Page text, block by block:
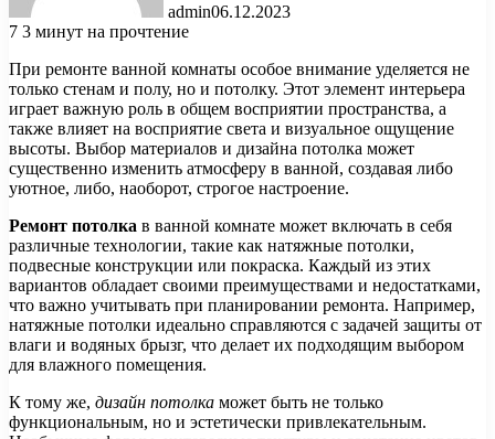
admin06.12.2023
7 3 минут на прочтение
При ремонте ванной комнаты особое внимание уделяется не
только стенам и полу, но и потолку. Этот элемент интерьера
играет важную роль в общем восприятии пространства, а
также влияет на восприятие света и визуальное ощущение
высоты. Выбор материалов и дизайна потолка может
существенно изменить атмосферу в ванной, создавая либо
уютное, либо, наоборот, строгое настроение.
Ремонт потолка в ванной комнате может включать в себя
различные технологии, такие как натяжные потолки,
подвесные конструкции или покраска. Каждый из этих
вариантов обладает своими преимуществами и недостатками,
что важно учитывать при планировании ремонта. Например,
натяжные потолки идеально справляются с задачей защиты от
влаги и водяных брызг, что делает их подходящим выбором
для влажного помещения.
К тому же, дизайн потолка может быть не только
функциональным, но и эстетически привлекательным.